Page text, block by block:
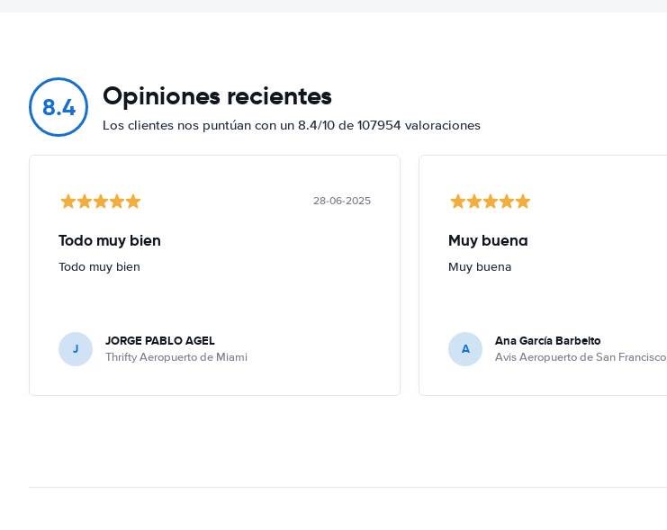
8.4 Opiniones recientes
Los clientes nos puntúan con un 8.4/10 de 107954 valoraciones
28-06-2025
Todo muy bien
Todo muy bien
J JORGE PABLO AGEL
Thrifty Aeropuerto de Miami
Muy buena
Muy buena
A Ana García Barbeito
Avis Aeropuerto de San Francisco